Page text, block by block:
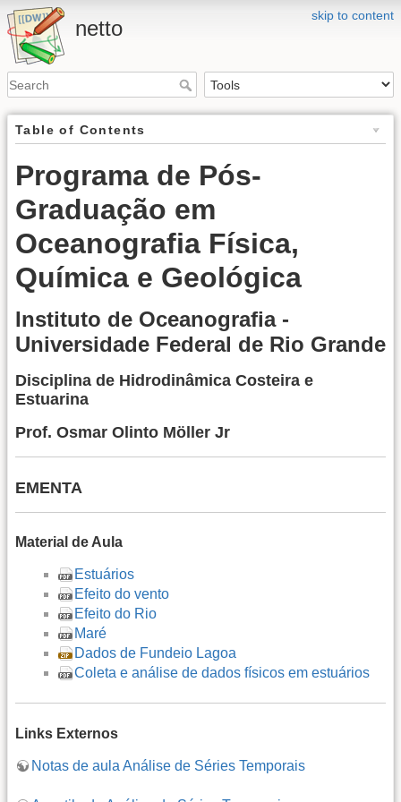
skip to content
netto
Table of Contents
Programa de Pós-
Graduação em
Oceanografia Física,
Química e Geológica
Instituto de Oceanografia -
Universidade Federal de Rio Grande
Disciplina de Hidrodinâmica Costeira e
Estuarina
Prof. Osmar Olinto Möller Jr
EMENTA
Material de Aula
Estuários
Efeito do vento
Efeito do Rio
Maré
Dados de Fundeio Lagoa
Coleta e análise de dados físicos em estuários
Links Externos
Notas de aula Análise de Séries Temporais